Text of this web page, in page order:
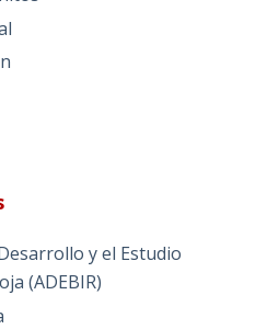
y el Estudio
(ADEBIR)